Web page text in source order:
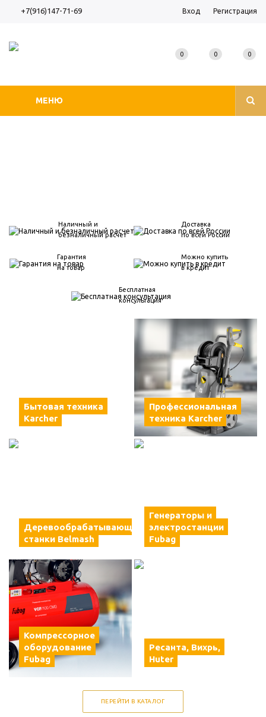
+7(916)147-71-69 Вход Регистрация
МЕНЮ
0 0 0
Наличный и
безналичный расчет
Доставка
по всей России
Гарантия
на товар
Можно купить
в кредит
Бесплатная
консультация
Бытовая техника
Karcher
Профессиональная
техника Karcher
Деревообрабатывающие
станки Belmash
Генераторы и
электростанции
Fubag
Компрессорное
оборудование
Fubag
Ресанта, Вихрь,
Huter
ПЕРЕЙТИ В КАТАЛОГ